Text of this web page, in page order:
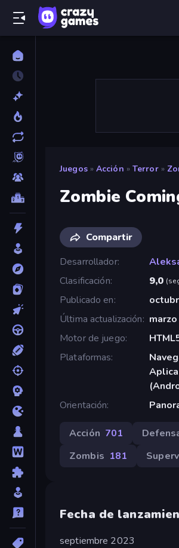
Juegos » Acción » Terror »
Zombie
Compartir
Desarrollador
Clasificación
9,0 (
Publicado en
Última actualización
Motor de juego
Plataformas
Orientación
Acción 701
Zombis 181
Fecha de
septiembre 2023